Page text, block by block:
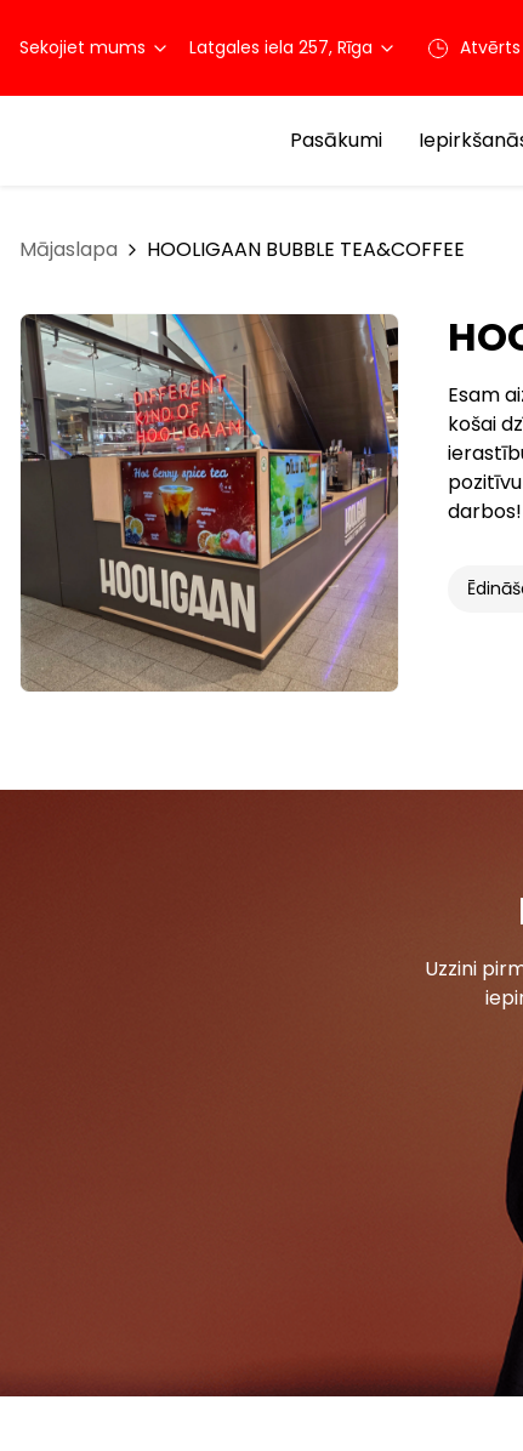
Sekojiet mums Latgales iela 257, Rīga Atvērts
Pasākumi
Mājaslapa HOOLIGAAN BUBBLE TEA&COFFEE
Esam
košai
darbos!
Uzzini